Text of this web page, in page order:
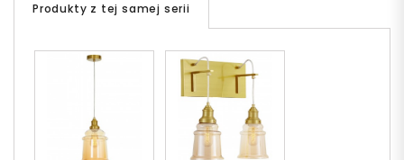
Produkty z tej samej serii